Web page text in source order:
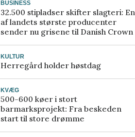
BUSINESS
32.500 stipladser skifter slagteri: En
af landets største producenter
sender nu grisene til Danish Crown
KULTUR
Herregård holder høstdag
KVÆG
500-600 køer i stort
barmarksprojekt: Fra beskeden
start til store drømme